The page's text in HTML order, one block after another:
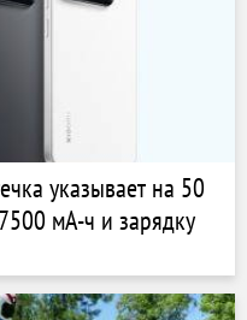
указывает на 50
мА-ч и зарядку